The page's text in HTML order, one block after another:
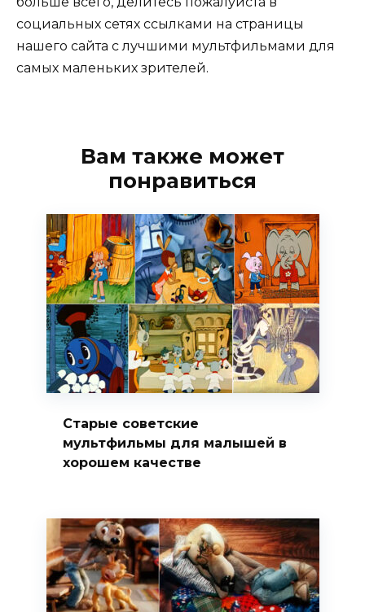
социальных сетях ссылками на страницы
нашего сайта с лучшими мультфильмами для
самых маленьких зрителей.
Вам также может
понравиться
Старые советские
мультфильмы для малышей в
хорошем качестве